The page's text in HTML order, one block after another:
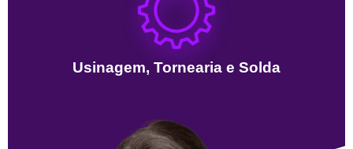
Usinagem, Tornearia e Solda